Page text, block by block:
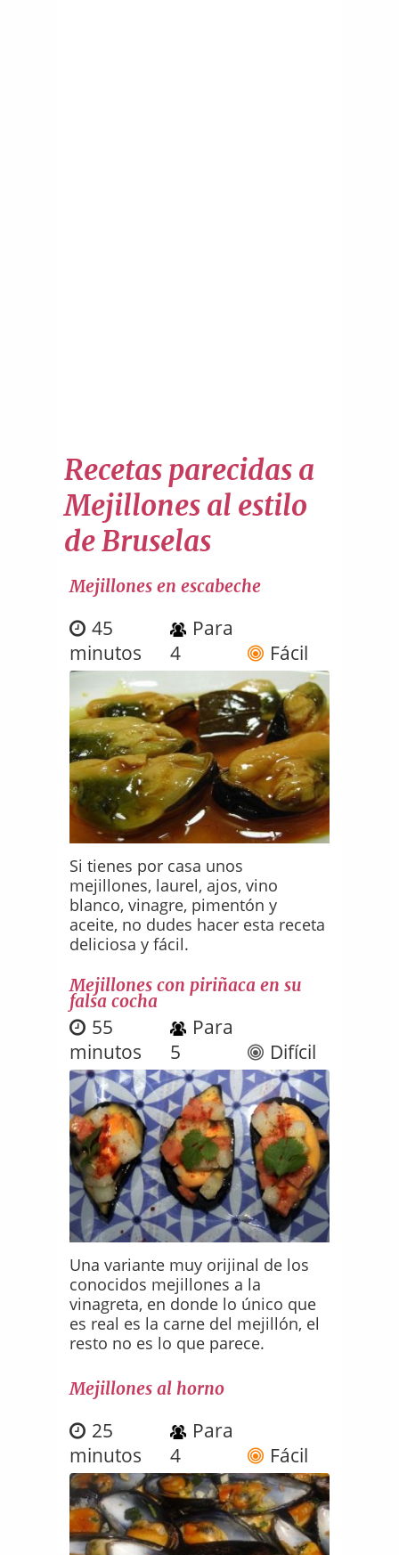
Recetas parecidas a
Mejillones al estilo
de Bruselas
Mejillones en escabeche
45
minutos
Para
4
Fácil
Si tienes por casa unos
mejillones, laurel, ajos, vino
blanco, vinagre, pimentón y
aceite, no dudes hacer esta receta
deliciosa y fácil.
Mejillones con piriñaca en su
falsa cocha
55
minutos
Para
5
Difícil
Una variante muy orijinal de los
conocidos mejillones a la
vinagreta, en donde lo único que
es real es la carne del mejillón, el
resto no es lo que parece.
Mejillones al horno
25
minutos
Para
4
Fácil